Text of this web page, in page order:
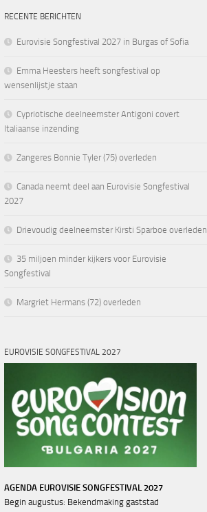
RECENTE BERICHTEN
Eurovisie Songfestival 2027 in Burgas of Sofia
Emma Heesters heeft songfestival op
wensenlijstje staan
Cypriotische deelneemster Antigoni covert
Italiaanse inzending
Zangeres Bonnie Tyler (75) overleden
Canada neemt deel aan Eurovisie Songfestival
2027
Drievoudig deelneemster Kirsti Sparboe overleden
35 miljoen minder kijkers voor Eurovisie
Songfestival
Margriet Hermans (72) overleden
EUROVISIE SONGFESTIVAL 2027
AGENDA EUROVISIE SONGFESTIVAL 2027
Begin augustus: Bekendmaking gaststad